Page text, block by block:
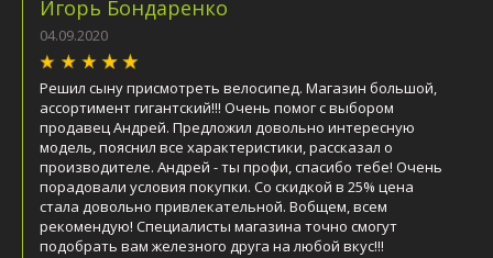
Игорь Бондаренко
04.09.2020
Решил сыну присмотреть велосипед. Магазин большой,
ассортимент гигантский!!! Очень помог с выбором
продавец Андрей. Предложил довольно интересную
модель, пояснил все характеристики, рассказал о
производителе. Андрей - ты профи, спасибо тебе! Очень
порадовали условия покупки. Со скидкой в 25% цена
стала довольно привлекательной. Вобщем, всем
рекомендую! Специалисты магазина точно смогут
подобрать вам железного друга на любой вкус!!!